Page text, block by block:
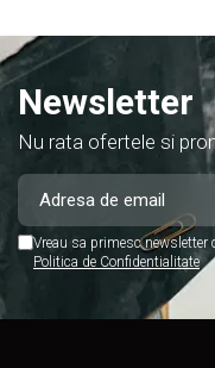
Newsletter
Nu rata ofertele si
Vreau sa primesc
Politica de Confidentialitate